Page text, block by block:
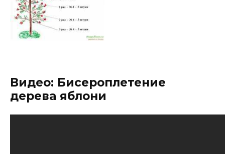
Видео: Бисероплетение
дерева яблони